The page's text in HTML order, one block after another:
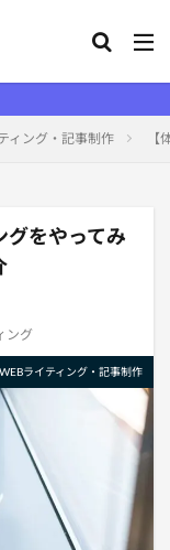
ィング・記事制作 【
グをやってみ
ング
WEBライティング・記事制作